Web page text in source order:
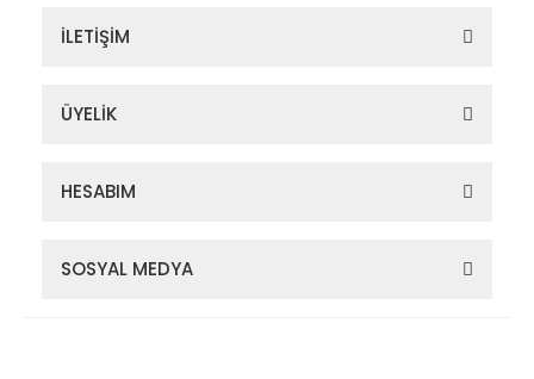
İLETİŞİM
ÜYELİK
HESABIM
SOSYAL MEDYA